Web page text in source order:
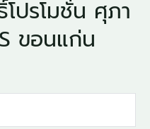
ปรโมชั่น ศุภา
ขอนแก่น